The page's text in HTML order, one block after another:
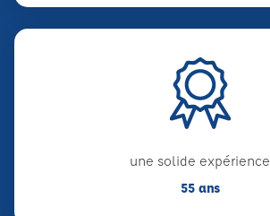
une solide expérience
55 ans